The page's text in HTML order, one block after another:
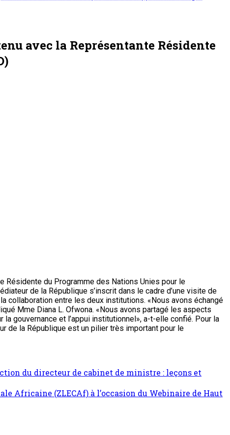
avec la Représentante Résidente
de la République s’inscrit dans le cadre d’une visite de
collaboration entre les deux institutions. «Nous avons échangé
Mme Diana L. Ofwona. «Nous avons partagé les aspects
gouvernance et l’appui institutionnel», a-t-elle confié. Pour la
de la République est un pilier très important pour le
Africaine (ZLECAf) à l’occasion du Webinaire de Haut